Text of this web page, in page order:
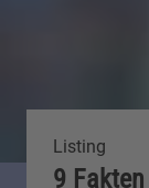
Listing
9